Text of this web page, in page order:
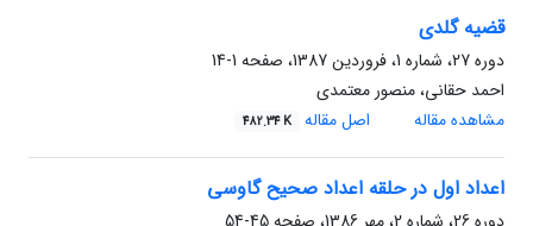
قضیه گلدی
دوره 27، شماره 1، فروردین 1387، صفحه
1-14
احمد حقانی، منصور معتمدی
مشاهده مقاله
اصل مقاله 482.34 K
اعداد اول در حلقه اعداد صحیح گاوسی